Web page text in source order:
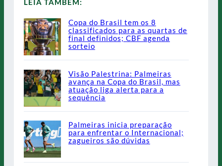
LEIA TAMBÉM:
Copa do Brasil tem os 8
classificados para as quartas de
final definidos; CBF agenda
sorteio
Visão Palestrina: Palmeiras
avança na Copa do Brasil, mas
atuação liga alerta para a
sequência
Palmeiras inicia preparação
para enfrentar o Internacional;
zagueiros são dúvidas